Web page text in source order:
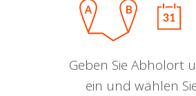
Geben Sie Abholort
ein und wählen